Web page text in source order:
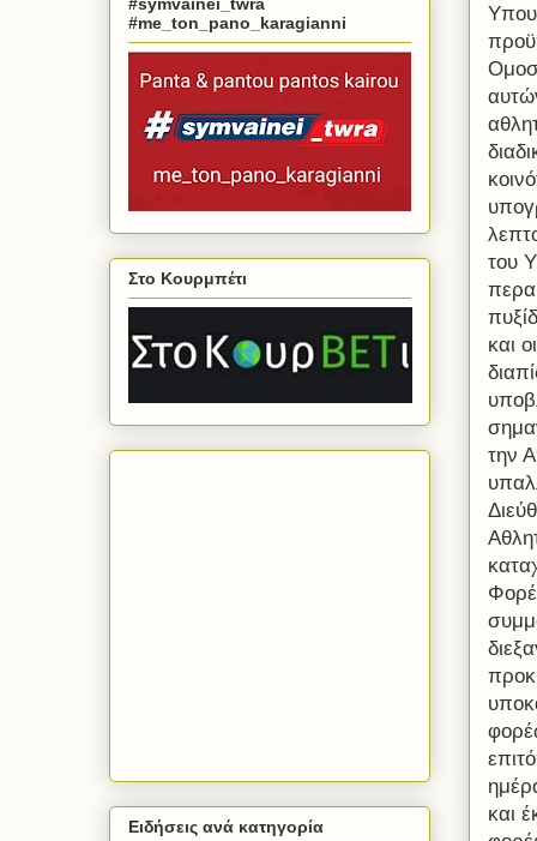
του
και
την
και
#me_ton_pano_karagianni
Στο Κουρμπέτι
Ειδήσεις ανά κατηγορία